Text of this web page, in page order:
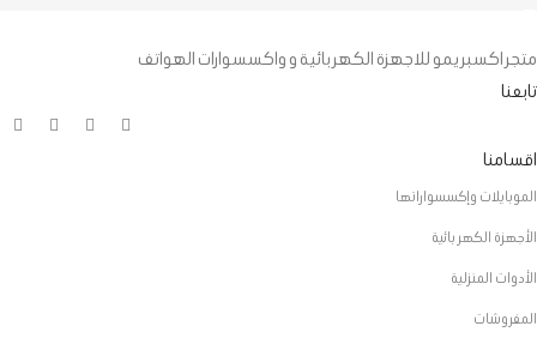
متجر اكسبريمو للاجهزة الكهربائية و واكسسوارات الهواتف
تابعنا
اقسامنا
الموبايلات وإكسسواراتها
الأجهزة الكهربائية
الأدوات المنزلية
المفروشات